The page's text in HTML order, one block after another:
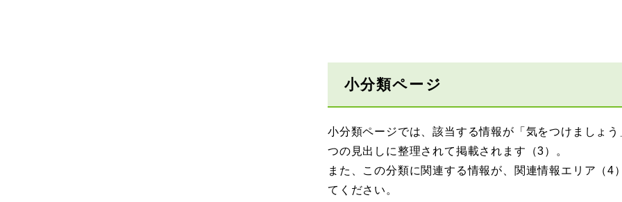
小分類ページ
小分類ページでは、該当する情報が「気をつけましょ
つの見出しに整理されて掲載されます（3）。
また、この分類に関連する情報が、関連情報エリア（
てください。